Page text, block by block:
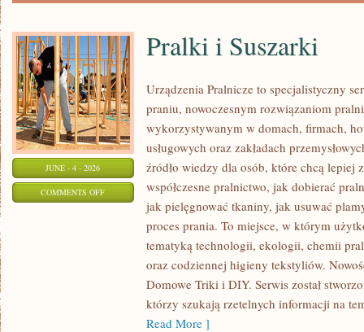
JUNE - 4 - 2026
COMMENTS OFFON
Pralki i Suszarki
Urządzenia Pralnicze to specjalistyczny
praniu, nowoczesnym rozwiązaniom
wykorzystywanym w domach, firmach,
usługowych oraz zakładach
źródło wiedzy dla osób, które chcą lepiej
współczesne pralnictwo, jak dobierać
jak pielęgnować tkaniny, jak usuwać
proces prania. To miejsce, w którym
tematyką technologii, ekologii, chemii
oraz codziennej higieny tekstyliów.
Domowe Triki i DIY. Serwis został
którzy szukają rzetelnych informacji na
Read More ]